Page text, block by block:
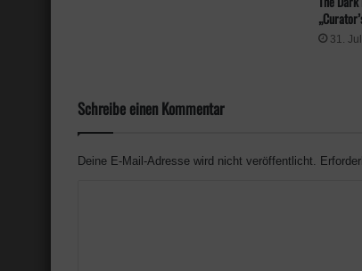
31.
Schreibe einen Kommentar
Deine E-Mail-Adresse wird nicht veröffentlicht.